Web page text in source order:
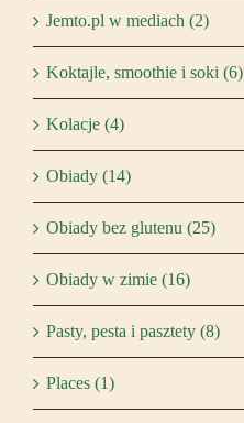
Jemto.pl w mediach (2)
Koktajle, smoothie i soki (6)
Kolacje (4)
Obiady (14)
Obiady bez glutenu (25)
Obiady w zimie (16)
Pasty, pesta i pasztety (8)
Places (1)